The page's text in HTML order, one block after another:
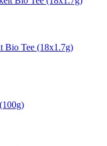
Bio Tee (18x1.7g)